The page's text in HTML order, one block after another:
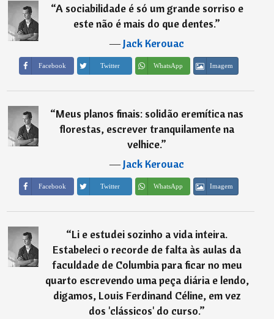
“A sociabilidade é só um grande sorriso e
este não é mais do que dentes.”
―Jack Kerouac
Facebook Twitter WhatsApp Imagem
“Meus planos finais: solidão eremítica nas
florestas, escrever tranquilamente na
velhice.”
―Jack Kerouac
Facebook Twitter WhatsApp Imagem
“Li e estudei sozinho a vida inteira.
Estabeleci o recorde de falta às aulas da
faculdade de Columbia para ficar no meu
quarto escrevendo uma peça diária e lendo,
digamos, Louis Ferdinand Céline, em vez
dos 'clássicos' do curso.”